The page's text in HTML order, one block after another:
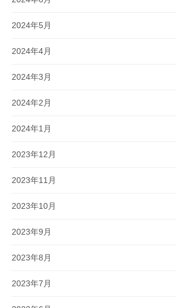
2024年5月
2024年4月
2024年3月
2024年2月
2024年1月
2023年12月
2023年11月
2023年10月
2023年9月
2023年8月
2023年7月